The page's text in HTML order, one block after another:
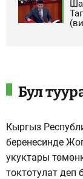
Бул
Кыргыз
беренесинде
укуктары
токтотулат деп